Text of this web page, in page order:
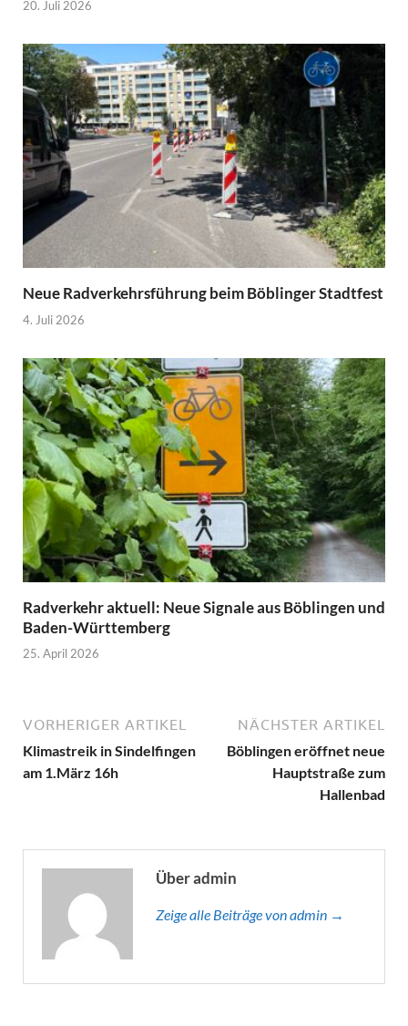
20. Juli 2026
Neue Radverkehrsführung beim Böblinger Stadtfest
4. Juli 2026
Radverkehr aktuell: Neue Signale aus Böblingen und
Baden-Württemberg
25. April 2026
VORHERIGER ARTIKEL
Klimastreik in Sindelfingen
am 1.März 16h
NÄCHSTER ARTIKEL
Böblingen eröffnet neue
Hauptstraße zum
Hallenbad
Über admin
Zeige alle Beiträge von admin →